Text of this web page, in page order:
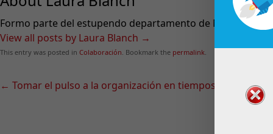
Formo parte del estupendo departamento de Marketing y
View all posts by Laura Blanch →
This entry was posted in Colaboración . Bookmark the permalink
← Tomar el pulso a la organización en tiempos de